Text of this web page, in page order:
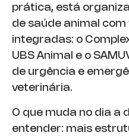
prática, está
de saúde animal
integradas: o
UBS Animal e o
de urgência e
veterinária.
O que muda no dia a
entender: mais